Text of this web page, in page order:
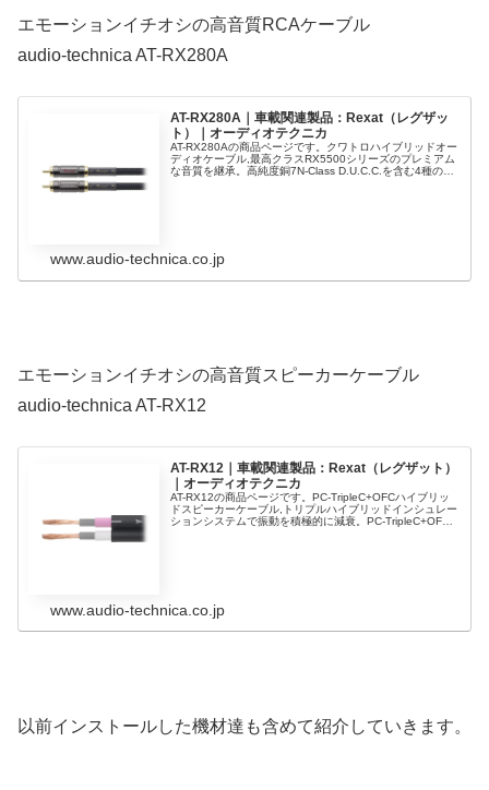
エモーションイチオシの高音質RCAケーブル
audio-technica AT-RX280A
AT-RX280A｜車載関連製品：Rexat（レグザッ
ト）｜オーディオテクニカ
AT-RX280Aの商品ページです。クワトロハイブリッドオー
ディオケーブル,最高クラスRX5500シリーズのプレミアム
な音質を継承。高純度銅7N-Class D.U.C.C.を含む4種の導
www.audio-technica.co.jp
エモーションイチオシの高音質スピーカーケーブル
audio-technica AT-RX12
AT-RX12｜車載関連製品：Rexat（レグザット）
｜オーディオテクニカ
AT-RX12の商品ページです。PC-TripleC+OFCハイブリッ
ドスピーカーケーブル,トリプルハイブリッドインシュレー
ションシステムで振動を積極的に減衰。PC-TripleC+OFC
www.audio-technica.co.jp
以前インストールした機材達も含めて紹介していきます。